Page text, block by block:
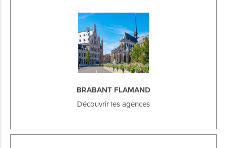
BRABANT FLAMAND
Découvrir les agences